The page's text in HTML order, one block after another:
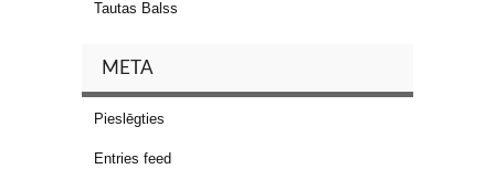
Tautas Balss
META
Pieslēgties
Entries feed